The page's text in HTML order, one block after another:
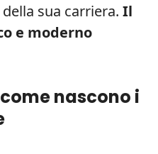
sua carriera. Il
e moderno
nascono i